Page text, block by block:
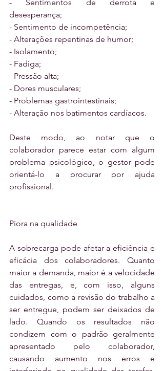
- Sentimentos de derrota e
desesperança;
- Sentimento de incompetência;
- Alterações repentinas de humor;
- Isolamento;
- Fadiga;
- Pressão alta;
- Dores musculares;
- Problemas gastrointestinais;
- Alteração nos batimentos cardíacos.
Deste modo, ao notar que o
colaborador parece estar com algum
problema psicológico, o gestor pode
orientá-lo a procurar por ajuda
profissional.
Piora na qualidade
A sobrecarga pode afetar a eficiência e
eficácia dos colaboradores. Quanto
maior a demanda, maior é a velocidade
das entregas, e, com isso, alguns
cuidados, como a revisão do trabalho a
ser entregue, podem ser deixados de
lado. Quando os resultados não
condizem com o padrão geralmente
apresentado pelo colaborador,
causando aumento nos erros e